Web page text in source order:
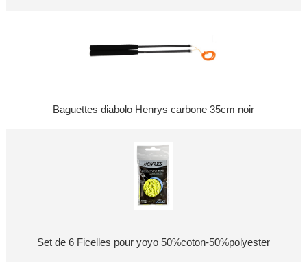
Baguettes diabolo Henrys carbone 35cm noir
Set de 6 Ficelles pour yoyo 50%coton-50%polyester